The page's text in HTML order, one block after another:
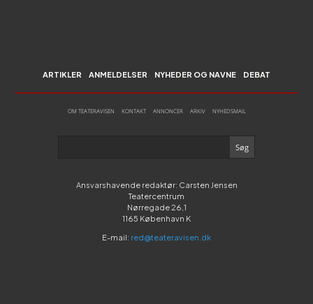
ARTIKLER ANMELDELSER NYHEDER OG NAVNE DEBAT
OM TEATERAVISEN KONTAKT ANNONCER ARKIV NYHEDSMAIL
Ansvarshavende redaktør: Carsten Jensen
Teatercentrum
Nørregade 26,1
1165 København K
E-mail: red@teateravisen.dk